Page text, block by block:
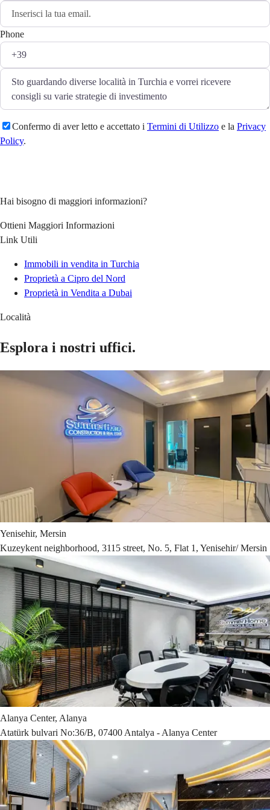
Phone
Confermo di aver letto e accettato i Termini di Utilizzo e la Privacy
Policy.
Hai bisogno di maggiori informazioni?
Ottieni Maggiori Informazioni
Link Utili
Immobili in vendita in Turchia
Proprietà a Cipro del Nord
Proprietà in Vendita a Dubai
Località
Esplora i nostri uffici.
Yenisehir, Mersin
Kuzeykent neighborhood, 3115 street, No. 5, Flat 1, Yenisehir/ Mersin
Alanya Center, Alanya
Atatürk bulvari No:36/B, 07400 Antalya - Alanya Center